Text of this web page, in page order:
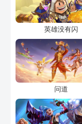
英雄没有闪
问道